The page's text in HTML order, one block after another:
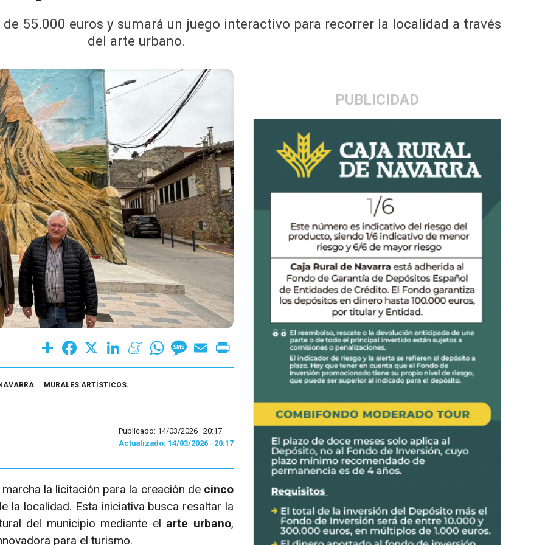
55.000 euros y sumará un juego interactivo para recorrer la localidad a través
del arte urbano.
PUBLICIDAD
Share Facebook LinkedInMeneameWhatsAppMessage
Email
MURALES ARTÍSTICOS.
Publicado: 14/03/2026 · 20:17
Actualizado: 14/03/2026 · 20:17
la licitación para la creación de cinco
la localidad. Esta iniciativa busca resaltar la
del municipio mediante el arte urbano,
para el turismo.